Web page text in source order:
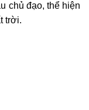
chủ đạo, thể hiện
trời.